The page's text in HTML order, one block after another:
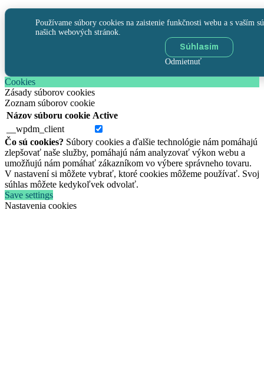
Používame súbory cookies na zaistenie funkčnosti webu a s vaším
našich webových stránok.
Súhlasím
Odmietnuť
Cookies
Zásady súborov cookies
Zoznam súborov cookie
Názov súboru cookie Active
__wpdm_client
Čo sú cookies? Súbory cookies a ďalšie technológie nám pomáhajú
zlepšovať naše služby, pomáhajú nám analyzovať výkon webu a
umožňujú nám pomáhať zákazníkom vo výbere správneho tovaru.
V nastavení si môžete vybrať, ktoré cookies môžeme používať. Svoj
súhlas môžete kedykoľvek odvolať.
Save settings
Nastavenia cookies